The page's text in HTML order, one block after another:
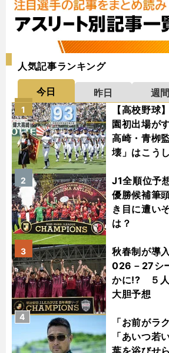
人気記事ランキング
今日 昨日 週間
【高校野球
園初出場が
高崎・青栁
壊」はこう
1
J1全順位予
優勝候補筆
き目に遭い
は？
2
秋春制が導
026－27シ
かに!? ５人
大胆予想
3
「お前がラ
「あいつ若
4